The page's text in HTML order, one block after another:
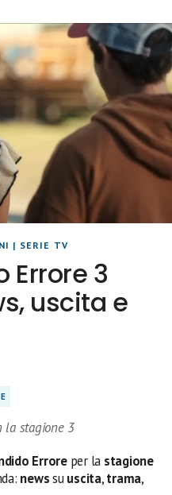
| SERIE TV
Errore 3
uscita e
la stagione 3
Erroreper la stagione
newssuuscita,trama,